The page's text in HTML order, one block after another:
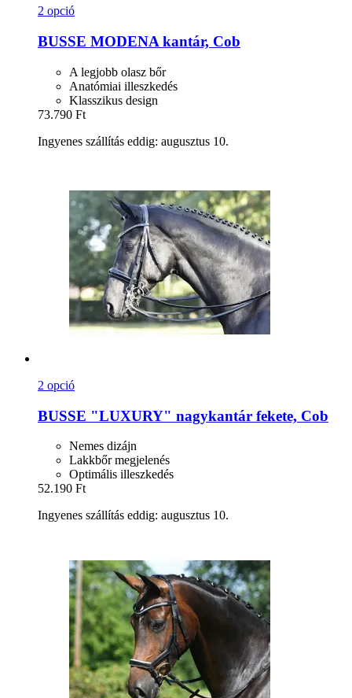
2 opció
BUSSE MODENA kantár, Cob
A legjobb olasz bőr
Anatómiai illeszkedés
Klasszikus design
73.790 Ft
Ingyenes szállítás eddig: augusztus 10.
2 opció
BUSSE "LUXURY" nagykantár fekete, Cob
Nemes dizájn
Lakkbőr megjelenés
Optimális illeszkedés
52.190 Ft
Ingyenes szállítás eddig: augusztus 10.